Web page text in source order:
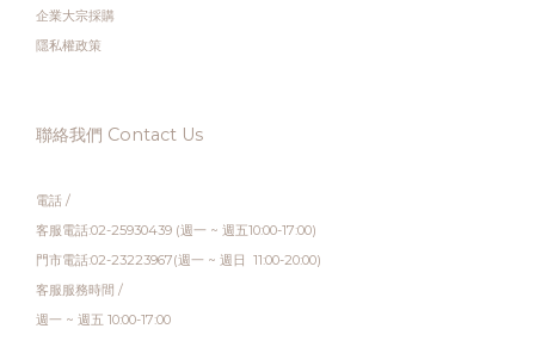
企業大宗採購
隱私權政策
聯絡我們 Contact Us
電話 /
客服電話:02-25930439 (週一 ~ 週五10:00-17:00)
門市電話:02-23223967(週一 ~ 週日 11:00-20:00)
客服服務時間 /
週一 ~ 週五 10:00-17:00